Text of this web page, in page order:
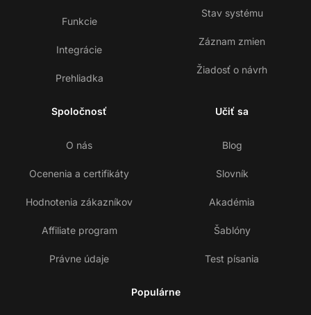
Funkcie
Integrácie
Prehliadka
Stav systému
Záznam zmien
Žiadosť o návrh
Spoločnosť
O nás
Ocenenia a certifikáty
Hodnotenia zákazníkov
Affiliate program
Právne údaje
Učiť sa
Blog
Slovník
Akadémia
Šablóny
Test písania
Populárne